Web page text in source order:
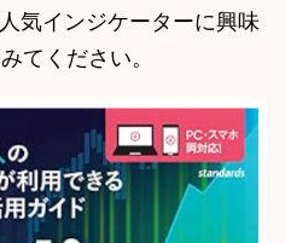
気インジケーターに興味
てください。